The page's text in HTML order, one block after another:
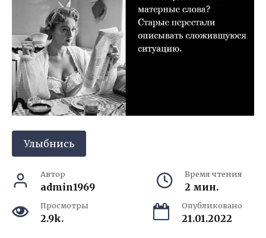
Улыбнись
Автор
admin1969
Время чтения
2 мин.
Просмотры
2.9k.
Опубликовано
21.01.2022